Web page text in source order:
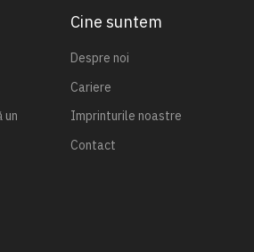
un
Cine suntem
Despre noi
Cariere
Imprinturile noastre
Contact